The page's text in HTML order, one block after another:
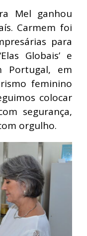
Mel ganhou
Carmem foi
para
Globais’ e
Portugal, em
feminino
colocar
segurança,
orgulho.